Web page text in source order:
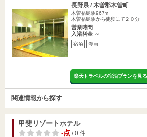
長野県 / 木曽郡木曽町
木曽福島駅967m
木曽福島駅から徒歩にて２０分
営業時間
入浴料金 ～
宿泊 漫画
楽天トラベルの宿泊プランを見る
関連情報から探す
甲斐リゾートホテル
-点/ 0 件